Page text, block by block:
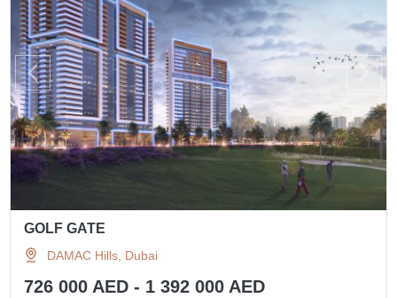
GOLF GATE
DAMAC Hills, Dubai
726 000 AED - 1 392 000 AED